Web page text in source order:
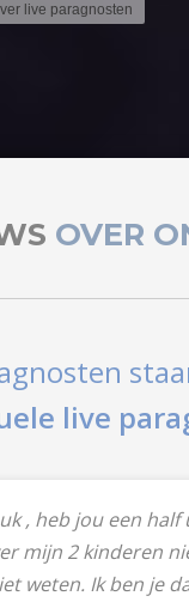
live paragnosten
OVER
live
, heb jou een
mijn 2 kinderen
weten. Ik ben je